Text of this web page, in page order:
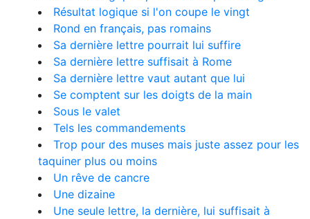
Résultat logique si l'on coupe le vingt
Rond en français, pas romains
Sa dernière lettre pourrait lui suffire
Sa dernière lettre suffisait à Rome
Sa dernière lettre vaut autant que lui
Se comptent sur les doigts de la main
Sous le valet
Tels les commandements
Trop pour des muses mais juste assez pour les
taquiner plus ou moins
Un rêve de cancre
Une dizaine
Une seule lettre, la dernière, lui suffisait à